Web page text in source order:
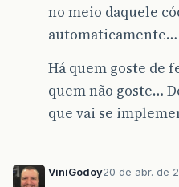
no meio daquele
automaticamente…
Há quem goste de
quem não goste…
que vai se
ViniGodoy20 de abr. de